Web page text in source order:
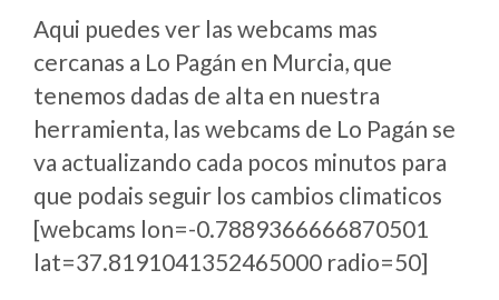
Aqui puedes ver las webcams mas
cercanas a Lo Pagán en Murcia, que
tenemos dadas de alta en nuestra
herramienta, las webcams de Lo Pagán se
va actualizando cada pocos minutos para
que podais seguir los cambios climaticos
[webcams lon=-0.7889366666870501
lat=37.8191041352465000 radio=50]